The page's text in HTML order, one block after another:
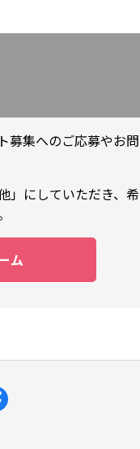
募集へのご応募やお問
」にしていただき、希
ム